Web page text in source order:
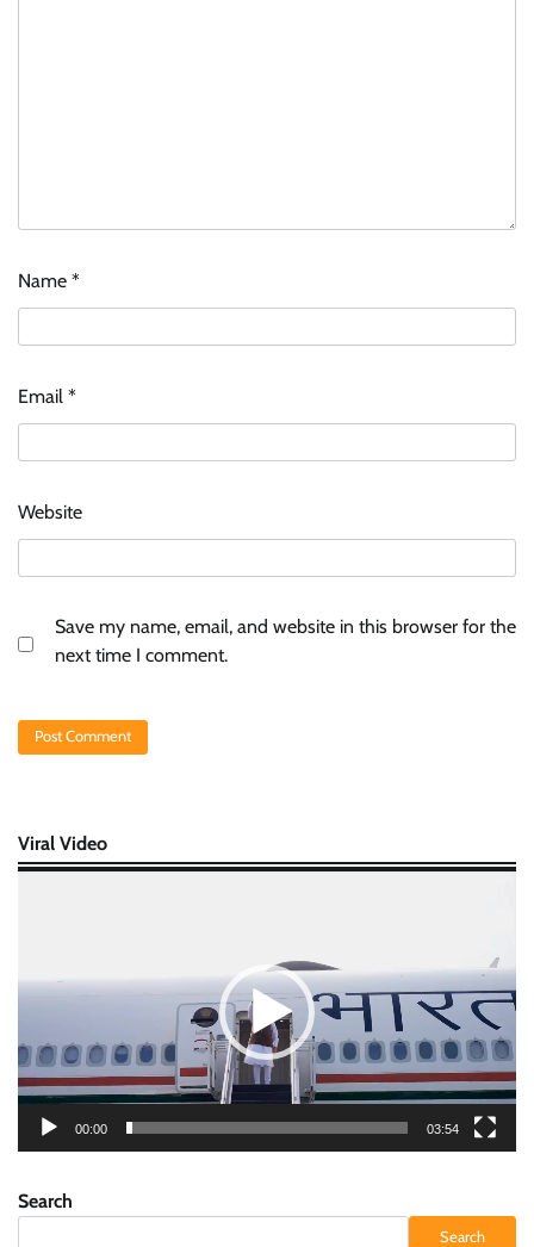
Name *
Email *
Website
Save my name, email, and website in this browser for the
next time I comment.
Viral Video
00:00 03:54
Search
Search